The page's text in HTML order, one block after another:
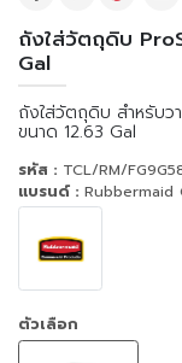
ถังใส่วัตถุดิบ
Gal
ถังใส่วัตถุดิบ สำหรับ
ขนาด 12.63 Gal
รหัส : TCL/RM/
แบรนด์ : Rubbermaid
ตัวเลือก